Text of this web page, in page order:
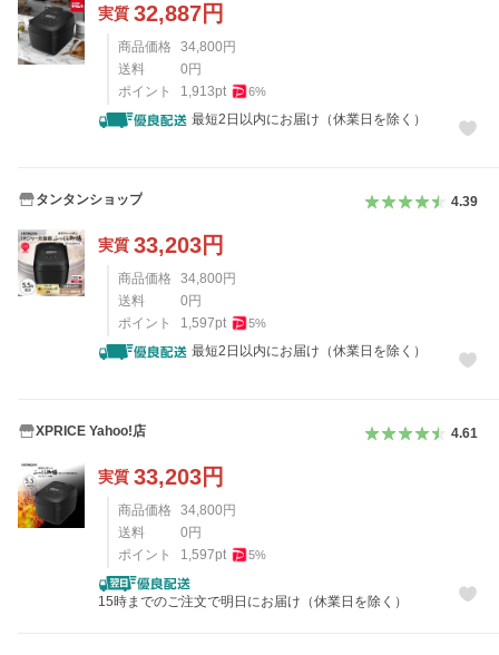
実質 32,887円
商品価格 34,800 円
送料
0 円
ポイント
1,913pt 6%
最短2日以内にお届け（休業日を除く）
タンタンショップ 4.39
実質 33,203円
商品価格 34,800 円
送料
0 円
ポイント
1,597pt 5%
最短2日以内にお届け（休業日を除く）
XPRICE Yahoo!店 4.61
実質 33,203円
商品価格 34,800 円
送料
0 円
ポイント
1,597pt 5%
15時までのご注文で明日にお届け（休業日を除く）